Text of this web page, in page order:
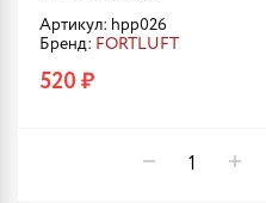
Артикул: hpp026
Бренд: FORTLUFT
520 ₽